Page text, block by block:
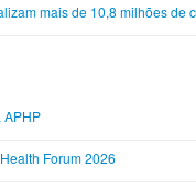
mais de 10,8 milhões de
APHP
Forum 2026